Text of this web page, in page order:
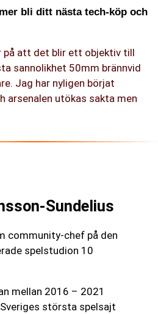
bli ditt nästa tech-köp och
på att det blir ett objektiv till
sannolikhet 50mm brännvid
Jag har nyligen börjat
arsenalen utökas sakta men
Sundelius
community-chef på den
spelstudion 10
mellan 2016 – 2021
största spelsajt